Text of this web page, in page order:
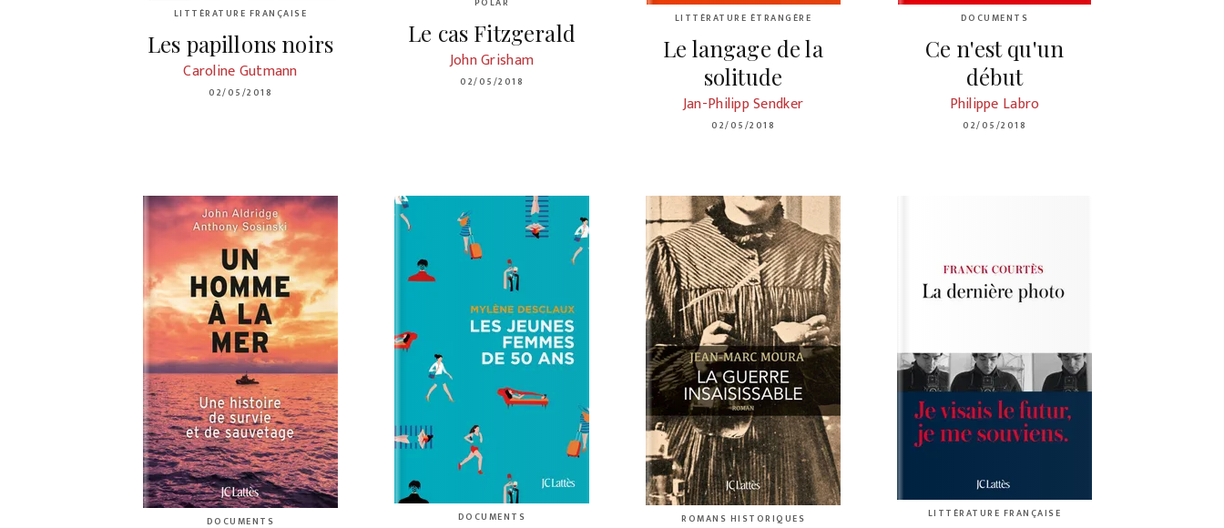
LITTÉRATURE FRANÇAISE
Les papillons noirs
Caroline Gutmann
02/05/2018
Le cas Fitzgerald
John Grisham
02/05/2018
LITTÉRATURE ÉTRANGÈRE
Le langage de la
solitude
Jan-Philipp Sendker
02/05/2018
DOCUMENTS
Ce n'est qu'un
début
Philippe Labro
02/05/2018
DOCUMENTS DOCUMENTS ROMANS HISTORIQUES LITTÉRATURE FRANÇAISE